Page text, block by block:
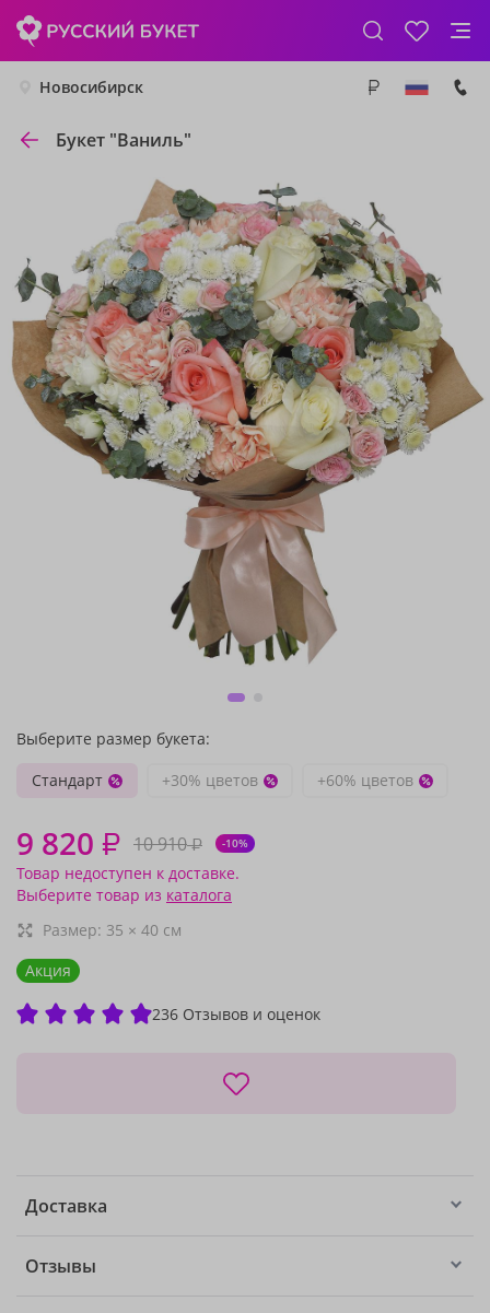
Новосибирск
Букет "Ваниль"
Выберите размер букета:
Стандарт
+30% цветов +60% цветов
9 820 ₽ 10 910₽ -10%
Товар недоступен к доставке.
Выберите товар из каталога
Размер: 35 × 40 см
Акция
236 Отзывов и оценок
Доставка
Отзывы